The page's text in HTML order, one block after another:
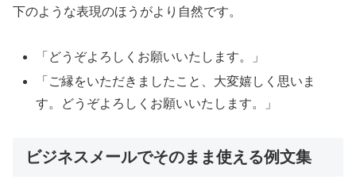
下のような表現のほうがより自然です。
「どうぞよろしくお願いいたします。」
「ご縁をいただきましたこと、大変嬉しく思いま
す。どうぞよろしくお願いいたします。」
ビジネスメールでそのまま使える例文集